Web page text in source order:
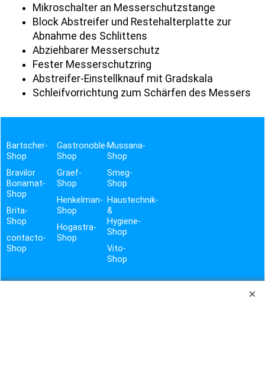
Mikroschalter an Messerschutzstange
Block Abstreifer und Restehalterplatte zur
Abnahme des Schlittens
Abziehbarer Messerschutz
Fester Messerschutzring
Abstreifer-Einstellknauf mit Gradskala
Schleifvorrichtung zum Schärfen des Messers
Bartscher-
Shop
Bravilor
Bonamat-
Shop
Brita-
Shop
contacto-
Shop
Gastronoble-
Shop
Graef-
Shop
Henkelman-
Shop
Hogastra-
Shop
Mussana-
Shop
Smeg-
Shop
Haustechnik-
&
Hygiene-
Shop
Vito-
Shop